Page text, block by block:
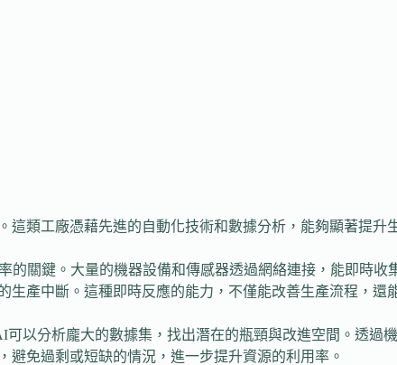
類工廠憑藉先進的自動化技術和數據分析，能夠顯著提升
的關鍵。大量的機器設備和傳感器透過網絡連接，能即時
產中斷。這種即時反應的能力，不僅能改善生產流程，還
以分析龐大的數據集，找出潛在的瓶頸與改進空間。透過
免過剩或短缺的情況，進一步提升資源的利用率。